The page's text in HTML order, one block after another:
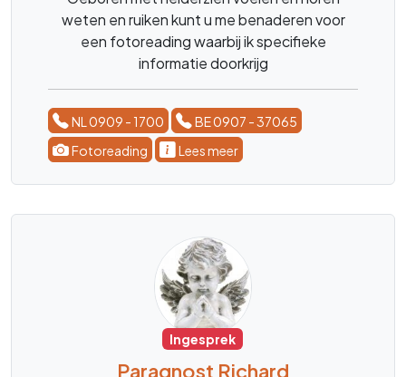
weten en ruiken kunt u me benaderen voor
een fotoreading waarbij ik specifieke
informatie doorkrijg
NL 0909 - 1700
BE 0907 - 37065
Fotoreading
Lees meer
Ingesprek
Paragnost Richard